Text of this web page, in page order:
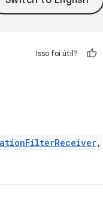
Isso foi útil?
,